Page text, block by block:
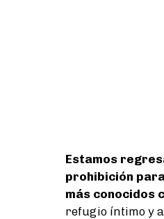
Estamos
prohibición
más conocidos
refugio íntimo y